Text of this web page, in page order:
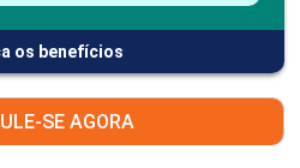
os benefícios
SE AGORA